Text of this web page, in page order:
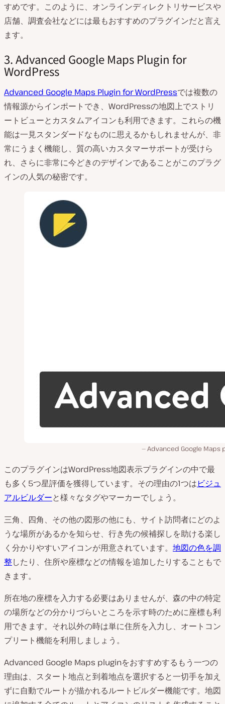
すめです。このように、オンラインディレクトリサービスや
店舗、調査会社などには最もおすすめのプラグインだと言え
ます。
3. Advanced Google Maps Plugin for
WordPress
Advanced Google Maps Plugin for WordPressでは複数の
情報源からインポートでき、WordPressの地図上でストリ
ートビューとカスタムアイコンも利用できます。これらの機
能は一見スタンダードなものに思えるかもしれませんが、非
常にうまく機能し、質の高いカスタマーサポートが受けら
れ、さらに非常に今どきのデザインであることがこのプラグ
インの人気の秘密です。
Advanced Google Maps
このプラグインはWordPress地図表示プラグインの中で最
も多く5つ星評価を獲得しています。その理由の1つはビジュ
アルビルダーと様々なタグやマーカーでしょう。
三角、四角、その他の図形の他にも、サイト訪問者にどのよ
うな場所があるかを知らせ、行き先の候補探しを助ける楽し
く分かりやすいアイコンが用意されています。 地図の色を調
整したり、住所や座標などの情報を追加したりすることもで
きます。
所在地の座標を入力する必要はありませんが、森の中の特定
の場所などの分かりづらいところを示す時のために座標も利
用できます。それ以外の時は単に住所を入力し、オートコン
プリート機能を利用しましょう。
Advanced Google Maps pluginをおすすめするもう一つの
理由は、スタート地点と到着地点を選択すると一切手を加え
ずに自動でルートが描かれるルートビルダー機能です。地図